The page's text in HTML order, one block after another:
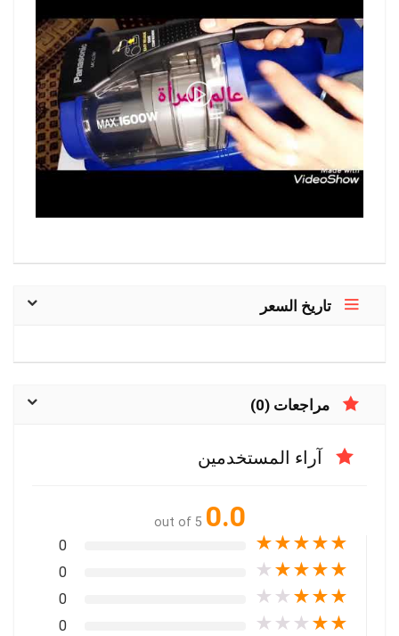
تاريخ السعر
مراجعات (0)
آراء المستخدمين
0.0
out of 5
★
★
★
★
★
0
★
★
★
★
★
0
★
★
★
★
★
0
★
★
★
★
★
0